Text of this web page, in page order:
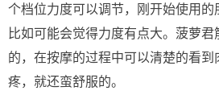
个档位力度可以调节，刚开始使用的
比如可能会觉得力度有点大。菠萝
的，在按摩的过程中可以清楚的看到
疼，就还蛮舒服的。